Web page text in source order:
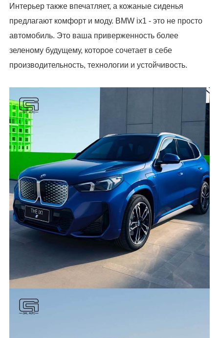
Интерьер также впечатляет, а кожаные сиденья
предлагают комфорт и моду. BMW ix1 - это не просто
автомобиль. Это ваша приверженность более
зеленому будущему, которое сочетает в себе
производительность, технологии и устойчивость.